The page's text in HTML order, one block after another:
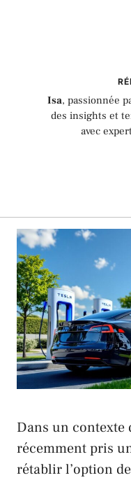
Isa, passionnée
des insights et
avec
Dans un contexte
récemment pris
rétablir l’option de